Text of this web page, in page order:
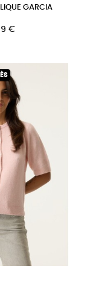
GARCIA
€